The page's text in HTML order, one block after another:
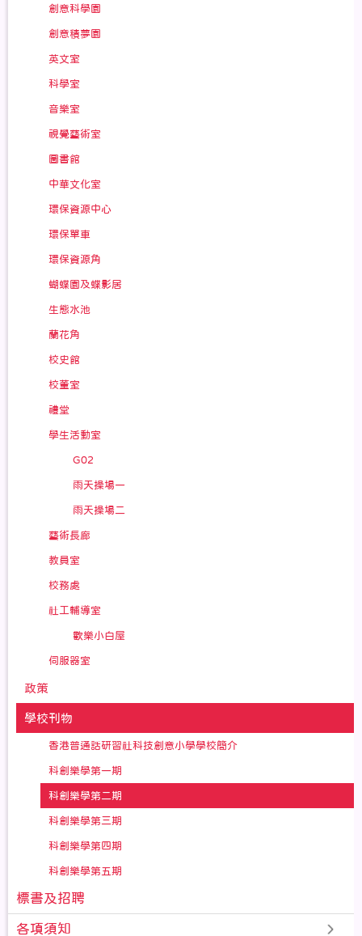
創意科學園
創意積夢園
英文室
科學室
音樂室
視覺藝術室
圖書館
中華文化室
環保資源中心
環保單車
環保資源角
蝴蝶園及蝶影居
生態水池
蘭花角
校史館
校董室
禮堂
學生活動室
G02
雨天操場一
雨天操場二
藝術長廊
教員室
校務處
社工輔導室
歡樂小白屋
伺服器室
政策
學校刊物
香港普通話研習社科技創意小學學校簡介
科創樂學第一期
科創樂學第二期
科創樂學第三期
科創樂學第四期
科創樂學第五期
標書及招聘
各項須知